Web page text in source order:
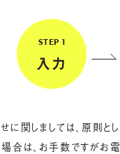
入力
に関しましては、原則と
合は、お手数ですがお電